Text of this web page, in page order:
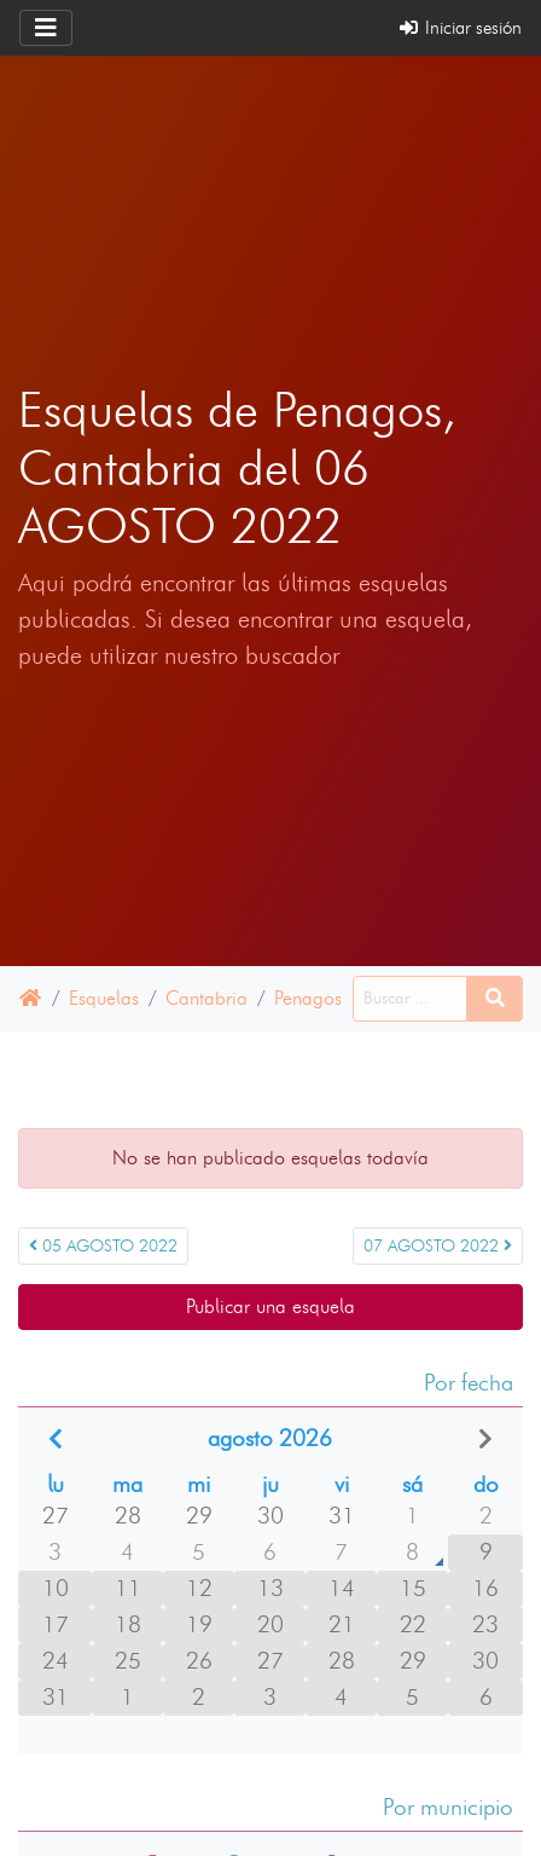
Iniciar sesión
Esquelas de Penagos,
Cantabria del 06
AGOSTO 2022
Aqui podrá encontrar las últimas esquelas
publicadas. Si desea encontrar una esquela,
puede utilizar nuestro buscador
Esquelas Cantabria Penagos 06 AGOSTO 2022
No se han publicado esquelas todavía
05 AGOSTO 2022 07 AGOSTO 2022
Publicar una esquela
Por fecha
agosto 2026
lu
ma mi ju vi sá
do
27
28 29 30 31 1
2
3
4 5 6 7 8
9
10
11 12 13 14 15
16
17
18 19 20 21 22
23
24
25 26 27 28 29
30
31
1 2 3 4 5 6
Por municipio